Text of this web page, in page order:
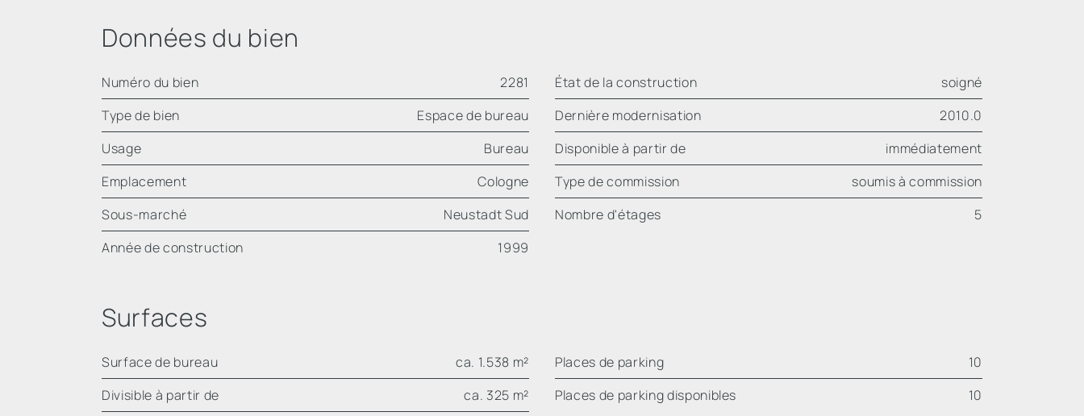
Données du bien
Numéro du bien
2281
Type de bien
Espace de bureau
Usage
Bureau
Emplacement
Cologne
Sous-marché
Neustadt Sud
Année de construction
1999
État de la construction
soigné
Dernière modernisation
2010.0
Disponible à partir de
immédiatement
Type de commission
soumis à commission
Nombre d'étages
5
Surfaces
Surface de bureau
ca. 1.538 m²
Divisible à partir de
ca. 325 m²
Places de parking
10
Places de parking disponibles
10